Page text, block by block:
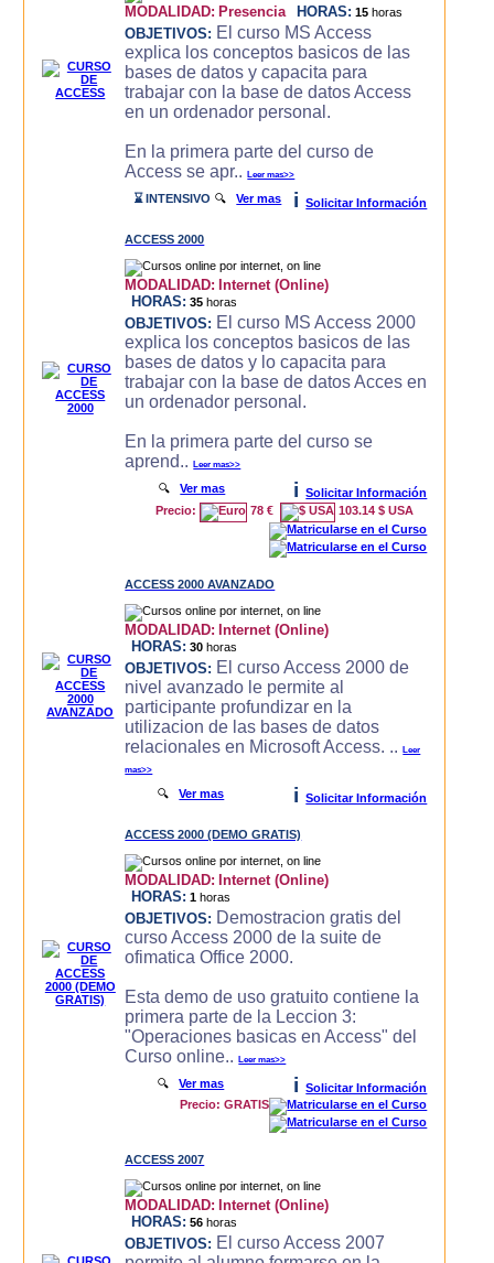
MODALIDAD: Presencia HORAS: 15 horas
OBJETIVOS: El curso MS Access
explica los conceptos basicos de las
bases de datos y capacita para
trabajar con la base de datos Access
en un ordenador personal.
En la primera parte del curso de
Access se apr..Leer mas>>
⌛ INTENSIVO 🔍Ver mas i Solicitar Información
ACCESS 2000
MODALIDAD: Internet (Online)
HORAS: 35 horas
OBJETIVOS: El curso MS Access 2000
explica los conceptos basicos de las
bases de datos y lo capacita para
trabajar con la base de datos Acces en
un ordenador personal.
En la primera parte del curso se
aprend..Leer mas>>
🔍Ver mas i
Solicitar Información
Precio:
78 € 103.14 $ USA
ACCESS 2000 AVANZADO
MODALIDAD: Internet (Online)
HORAS: 30 horas
OBJETIVOS: El curso Access 2000 de
nivel avanzado le permite al
participante profundizar en la
utilizacion de las bases de datos
relacionales en Microsoft Access. ..Leer
mas>>
🔍Ver mas i Solicitar Información
ACCESS 2000 (DEMO GRATIS)
MODALIDAD: Internet (Online)
HORAS: 1 horas
OBJETIVOS: Demostracion gratis del
curso Access 2000 de la suite de
ofimatica Office 2000.
Esta demo de uso gratuito contiene la
primera parte de la Leccion 3:
"Operaciones basicas en Access" del
Curso online..Leer mas>>
🔍Ver mas i
Solicitar Información
Precio: GRATIS
ACCESS 2007
MODALIDAD: Internet (Online)
HORAS: 56 horas
OBJETIVOS: El curso Access 2007